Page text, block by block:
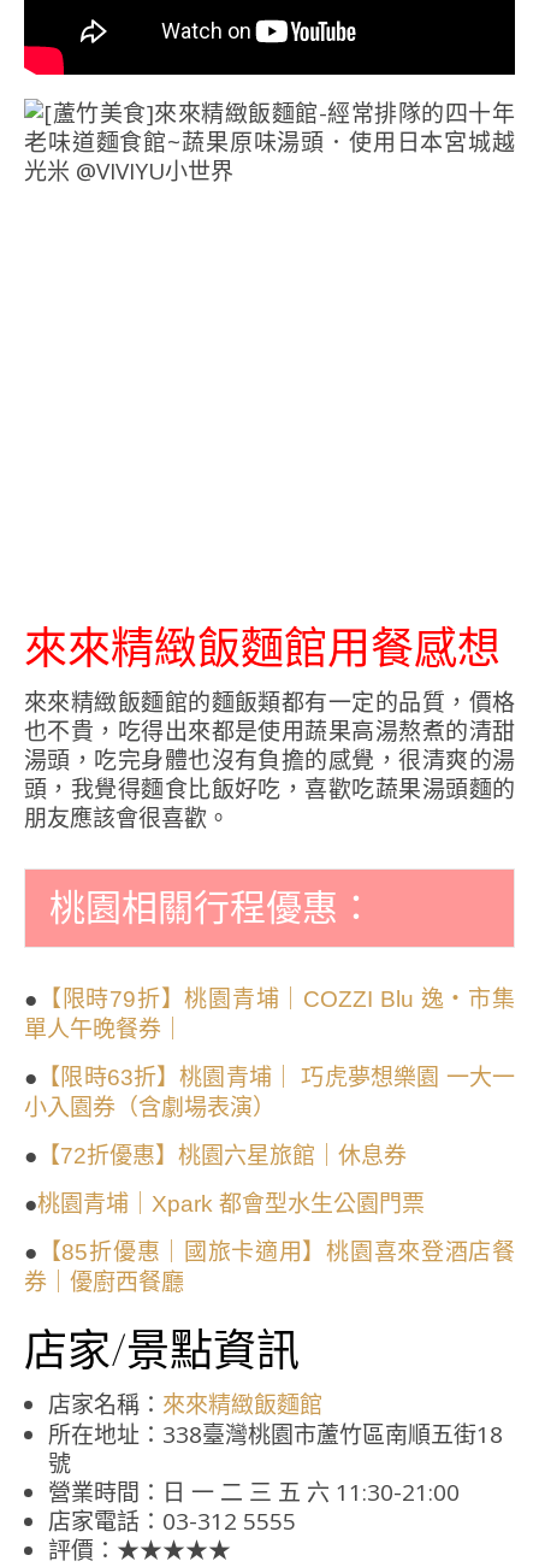
來來精緻飯麵館用餐感想
來來精緻飯麵館的麵飯類都有一定的品質，價格
也不貴，吃得出來都是使用蔬果高湯熬煮的清甜
湯頭，吃完身體也沒有負擔的感覺，很清爽的湯
頭，我覺得麵食比飯好吃，喜歡吃蔬果湯頭麵的
朋友應該會很喜歡。
桃園相關行程優惠：
● 【限時79折】桃園青埔｜COZZI Blu 逸・市集
單人午晚餐券｜
● 【限時63折】桃園青埔｜ 巧虎夢想樂園 一大一
小入園券（含劇場表演）
● 【72折優惠】桃園六星旅館｜休息券
●桃園青埔｜Xpark 都會型水生公園門票
● 【85折優惠｜國旅卡適用】桃園喜來登酒店餐
券｜優廚西餐廳
店家/景點資訊
店家名稱： 來來精緻飯麵館
所在地址：338臺灣桃園市蘆竹區南順五街18
號
營業時間：日 一 二 三 五 六 11:30-21:00
店家電話：03-312 5555
評價：★★★★★